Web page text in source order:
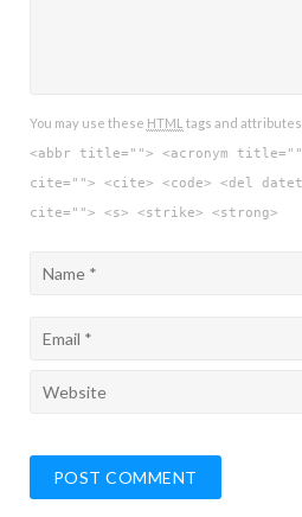
You may use these HTML tags and
<abbr title=""> <acronym
cite=""> <cite> <code> <del
cite=""> <s> <strike> <strong>